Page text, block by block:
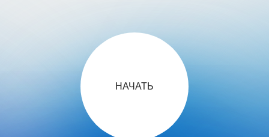
НАЧАТЬ